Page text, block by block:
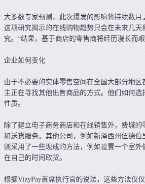
大多数专家预测，此次爆发的影响将持续数月
这项研究揭示的在线购物趋势只会在未来几天
究。“结果，基于商店的零售商将经历漫长而艰
企业如何变化
由于不必要的实体零售空间在全国大部分地区
主正在寻找其他出售商品的方式。他们如何选
性质。
除了建立电子商务商店和在线销售外，费城
和送货服务。其他公司，例如新泽西州伍德伯
则采用了一些现成的方法，例如设置一个室外
在自己的时间取货。
根据VizyPay首席执行官的说法，这些方法仅